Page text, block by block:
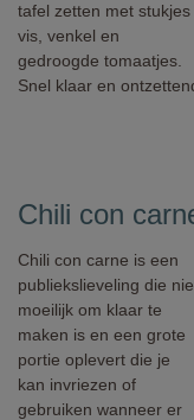
tafel zetten met stukjes
vis, venkel en
gedroogde tomaatjes.
Snel klaar en
Chili con
Chili con carne is een
publiekslieveling die
moeilijk om klaar te
maken is en een grote
portie oplevert die je
kan invriezen of
gebruiken wanneer er